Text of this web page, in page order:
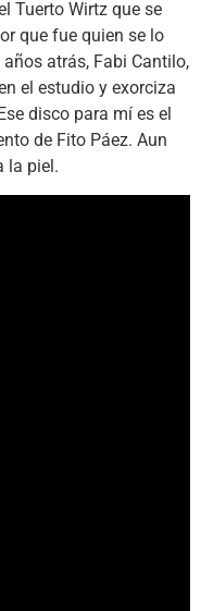
Tuerto Wirtz que se
que fue quien se lo
atrás, Fabi Cantilo,
el estudio y exorciza
disco para mí es el
de Fito Páez. Aun
la piel.